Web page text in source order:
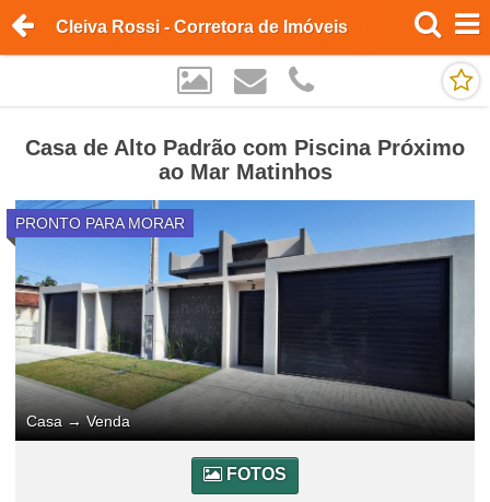
Cleiva Rossi - Corretora de Imóveis
Casa de Alto Padrão com Piscina Próximo
ao Mar Matinhos
PRONTO PARA MORAR
Casa→Venda
FOTOS